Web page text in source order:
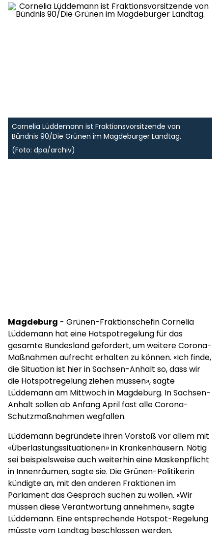
Cornelia Lüddemann ist Fraktionsvorsitzende von
Bündnis 90/Die Grünen im Magdeburger Landtag.
(Foto: dpa/archiv)
Magdeburg - Grünen-Fraktionschefin Cornelia
Lüddemann hat eine Hotspotregelung für das
gesamte Bundesland gefordert, um weitere Corona-
Maßnahmen aufrecht erhalten zu können. «Ich finde,
die Situation ist hier in Sachsen-Anhalt so, dass wir
die Hotspotregelung ziehen müssen», sagte
Lüddemann am Mittwoch in Magdeburg. In Sachsen-
Anhalt sollen ab Anfang April fast alle Corona-
Schutzmaßnahmen wegfallen.
Lüddemann begründete ihren Vorstoß vor allem mit
«Überlastungssituationen» in Krankenhäusern. Nötig
sei beispielsweise auch weiterhin eine Maskenpflicht
in Innenräumen, sagte sie. Die Grünen-Politikerin
kündigte an, mit den anderen Fraktionen im
Parlament das Gespräch suchen zu wollen. «Wir
müssen diese Verantwortung annehmen», sagte
Lüddemann. Eine entsprechende Hotspot-Regelung
müsste vom Landtag beschlossen werden.